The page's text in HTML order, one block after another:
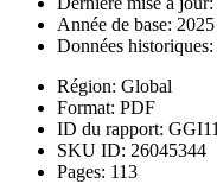
Année de base: 2025
Données historiques:
Région: Global
Format: PDF
ID du rapport:
SKU ID: 26045344
Pages: 113